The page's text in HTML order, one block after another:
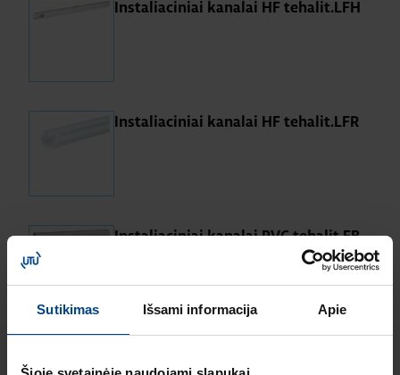
Sutikimas Išsami informacija Apie
Instaliaciniai kanalai HF tehalit.LFH
Instaliaciniai kanalai HF tehalit.LFR
Instaliaciniai kanalai PVC tehalit.FB